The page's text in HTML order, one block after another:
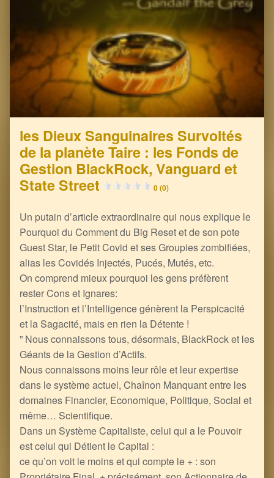
les Dieux Sanguinaires Survoltés
de la planète Taire : les Fonds de
Gestion BlackRock, Vanguard et
State Street
0 (0)
Un putain d’article extraordinaire qui nous explique le
Pourquoi du Comment du Big Reset et de son pote
Guest Star, le Petit Covid et ses Groupies zombifiées,
alias les Covidés Injectés, Pucés, Mutés, etc.
On comprend mieux pourquoi les gens préfèrent
rester Cons et Ignares:
l’Instruction et l’Intelligence génèrent la Perspicacité
et la Sagacité, mais en rien la Détente !
” Nous connaissons tous, désormais, BlackRock et les
Géants de la Gestion d’Actifs.
Nous connaissons moins leur rôle et leur expertise
dans le système actuel, Chaînon Manquant entre les
domaines Financier, Economique, Politique, Social et
même… Scientifique.
Dans un Système Capitaliste, celui qui a le Pouvoir
est celui qui Détient le Capital :
ce qu’on voit le moins et qui compte le + : son